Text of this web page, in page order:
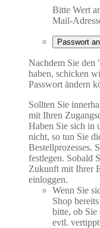
Bitte Wert
Mail-
Passwort
Nachdem Sie
haben, schicken
Passwort ändern
Sollten Sie
mit Ihren
Haben Sie sich in
nicht, so tun Sie
Bestellprozesses.
festlegen. Sobald
Zukunft mit Ihrer
einloggen.
Wenn Sie
Shop
bitte, ob
evtl.